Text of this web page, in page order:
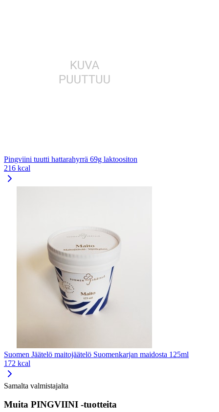
Pingviini tuutti hattarahyrrä 69g laktoositon
216 kcal
Suomen Jäätelö maitojäätelö Suomenkarjan maidosta 125ml
172 kcal
Samalta valmistajalta
Muita PINGVIINI -tuotteita